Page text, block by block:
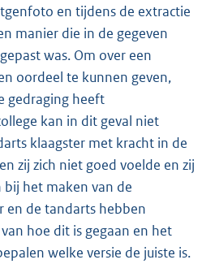
en tijdens de extractie
manier die in de gegeven
was. Om over een
oordeel te kunnen geven,
gedraging heeft
kan in dit geval niet
klaagster met kracht in de
zij zich niet goed voelde en zij
het maken van de
en de tandarts hebben
hoe dit is gegaan en het
welke versie de juiste is.